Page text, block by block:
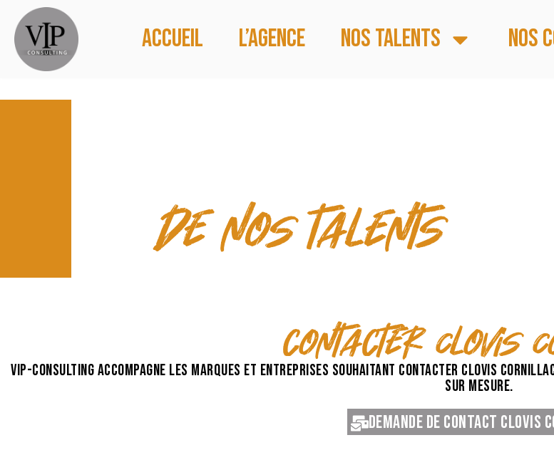
Accueil L’agence Nos talents Nos
CONTACT & TEMPS FORTS
de nos talents
contacter Clovis
VIP-Consulting accompagne les marques et entreprises souhaitant contacter Clovis
sur mesure.
Demande de contact Clovis